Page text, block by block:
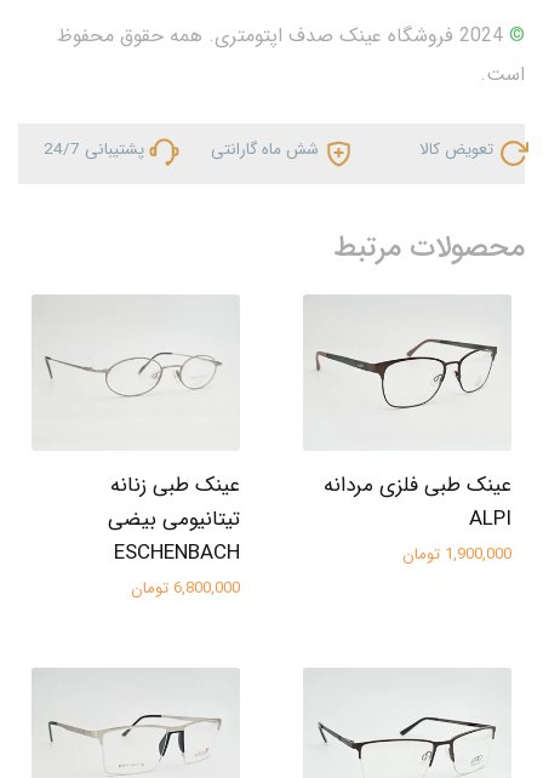
©
2024 فروشگاه عینک صدف اپتومتری. همه حقوق محفوظ
است.
تعویض کالا شش ماه گارانتی پشتیبانی 24/7
محصولات مرتبط
عینک طبی فلزی مردانه
ALPI
1,900,000 تومان
عینک طبی زنانه
تیتانیومی بیضی
ESCHENBACH
6,800,000 تومان